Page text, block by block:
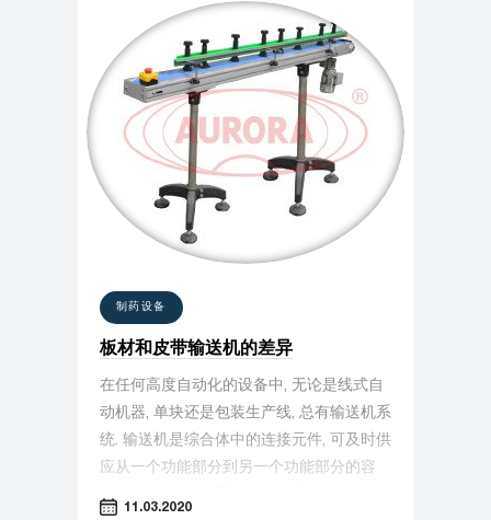
制药设备
板材和皮带输送机的差异
在任何高度自动化的设备中, 无论是线式自
动机器, 单块还是包装生产线, 总有输送机系
统. 输送机是综合体中的连接元件, 可及时供
应从一个功能部分到另一个功能部分的容
器. 根据建设性装置和操作原理, 输送机分为
11.03.2020